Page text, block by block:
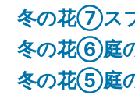
冬の花⑦ス
冬の花⑥庭
冬の花⑤庭